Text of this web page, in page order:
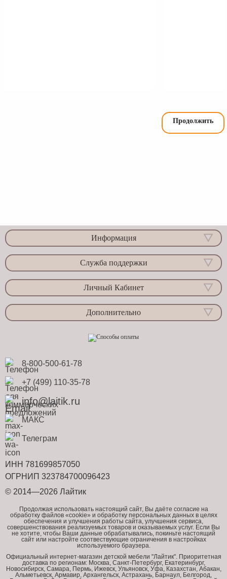
Продолжить
Информация
Служба поддержки
Личный Кабинет
Дополнительно
8-800-500-61-78
+7 (499) 110-35-78
info@laitik.ru
МАКС
Телеграм
ИНН 781699857050
ОГРНИП 323784700096423
© 2014—2026 Лайтик
Продолжая использовать настоящий сайт, Вы даёте согласие на
обработку файлов «cookie» и обработку персональных данных в целях
обеспечения и улучшения работы сайта, улучшения сервиса,
совершенствования реализуемых товаров и оказываемых услуг. Если Вы
не хотите, чтобы Ваши данные обрабатывались, покиньте настоящий
сайт или настройте соотвествующие ограничения в настройках
используемого браузера.
Официальный интернет-магазин детской мебели "Лайтик". Приоритетная
доставка по регионам: Москва, Санкт-Петербург, Екатеринбург,
Новосибирск, Самара, Пермь, Ижевск, Ульяновск, Уфа, Казахстан, Абакан,
Альметьевск, Армавир, Архангельск, Астрахань, Барнаул, Белгород,